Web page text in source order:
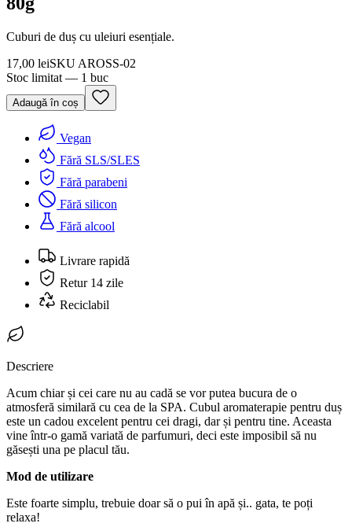
Cuburi de duș cu uleiuri esențiale.
17,00 leiSKU AROSS-02
Stoc limitat — 1 buc
Adaugă în coș
Vegan
Fără SLS/SLES
Fără parabeni
Fără silicon
Fără alcool
Livrare rapidă
Retur 14 zile
Reciclabil
Descriere
Acum chiar și cei care nu au cadă se vor putea bucura de o
atmosferă similară cu cea de la SPA. Cubul aromaterapie pentru duș
este un cadou excelent pentru cei dragi, dar și pentru tine. Aceasta
vine într-o gamă variată de parfumuri, deci este imposibil să nu
găsești una pe placul tău.
Mod de utilizare
Este foarte simplu, trebuie doar să o pui în apă și.. gata, te poți
relaxa!